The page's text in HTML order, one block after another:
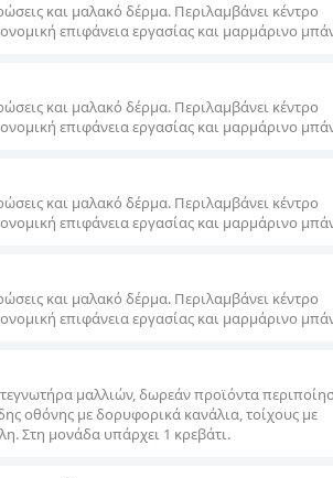
και μαλακό δέρμα. Περιλαμβάνει κέντρο
επιφάνεια εργασίας και μαρμάρινο
και μαλακό δέρμα. Περιλαμβάνει κέντρο
επιφάνεια εργασίας και μαρμάρινο
και μαλακό δέρμα. Περιλαμβάνει κέντρο
επιφάνεια εργασίας και μαρμάρινο
και μαλακό δέρμα. Περιλαμβάνει κέντρο
επιφάνεια εργασίας και μαρμάρινο
μαλλιών, δωρεάν προϊόντα
οθόνης με δορυφορικά κανάλια, τοίχους με
Στη μονάδα υπάρχει 1 κρεβάτι.